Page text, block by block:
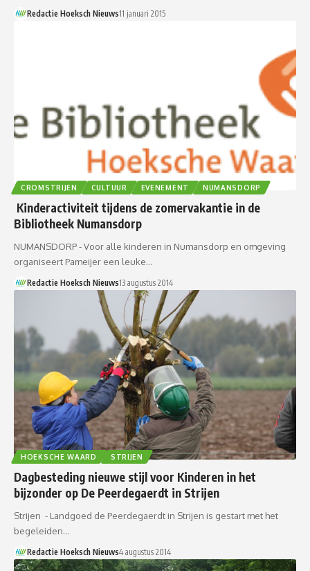
Redactie Hoeksch Nieuws11 januari 2015
CROMSTRIJEN CULTUUR EVENEMENT NUMANSDORP
Kinderactiviteit tijdens de zomervakantie in de
Bibliotheek Numansdorp
NUMANSDORP - Voor alle kinderen in Numansdorp en omgeving
organiseert Pameijer een leuke…
Redactie Hoeksch Nieuws13 augustus 2014
HOEKSCHE WAARD STRIJEN
Dagbesteding nieuwe stijl voor Kinderen in het
bijzonder op De Peerdegaerdt in Strijen
Strijen - Landgoed de Peerdegaerdt in Strijen is gestart met het
begeleiden…
Redactie Hoeksch Nieuws4 augustus 2014